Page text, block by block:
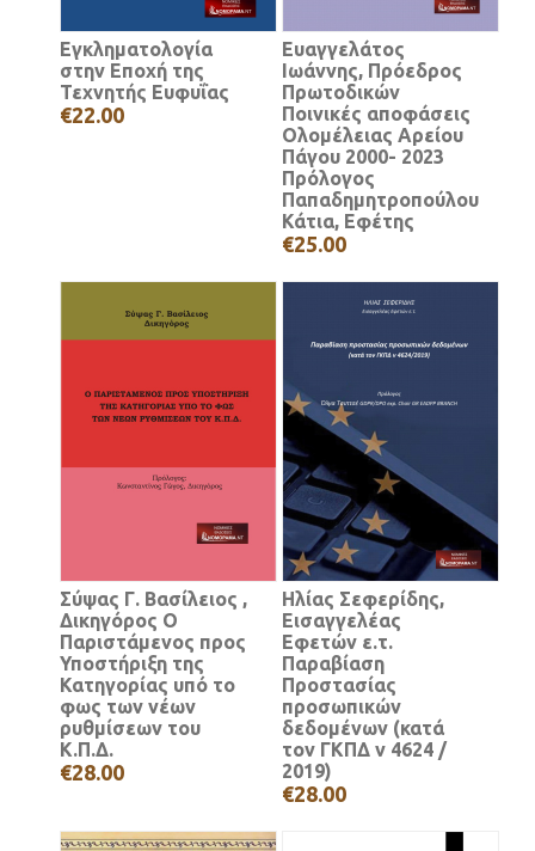
Εγκληματολογία
στην Εποχή της
Τεχνητής Ευφυΐας
€22.00
Ευαγγελάτος
Ιωάννης, Πρόεδρος
Πρωτοδικών
Ποινικές αποφάσεις
Ολομέλειας Αρείου
Πάγου 2000- 2023
Πρόλογος
Παπαδημητροπούλου
Κάτια, Εφέτης
€25.00
Σύψας Γ. Βασίλειος ,
Δικηγόρος Ο
Παριστάμενος προς
Υποστήριξη της
Κατηγορίας υπό το
φως των νέων
ρυθμίσεων του
Κ.Π.Δ.
€28.00
Ηλίας Σεφερίδης,
Εισαγγελέας
Εφετών ε.τ.
Παραβίαση
Προστασίας
προσωπικών
δεδομένων (κατά
τον ΓΚΠΔ ν 4624 /
2019)
€28.00